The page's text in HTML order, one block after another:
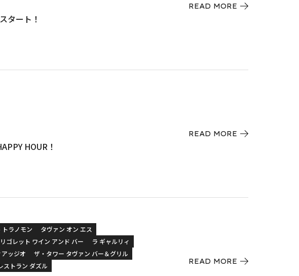
タート！
READ MORE
HOUR！
READ MORE
トラノモン
タヴァン オン エス
リゴレット ワイン アンド バー
ラ ギャルリィ
ッジオ
ザ・タワー タヴァン バー＆グリル
ストラン ダズル READ MORE